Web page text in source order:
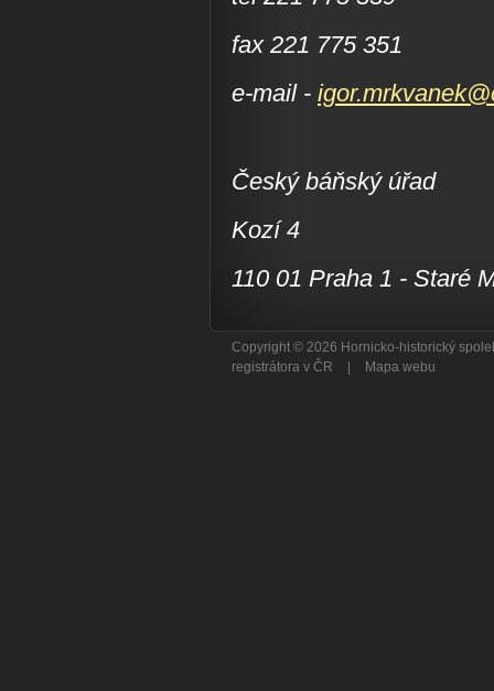
fax 221 775 351
e-mail -
Český báňský úřad
Kozí 4
110 01 Praha 1 - Staré
Copyright © 2026 Hornicko-historický
registrátora v ČR
Mapa webu